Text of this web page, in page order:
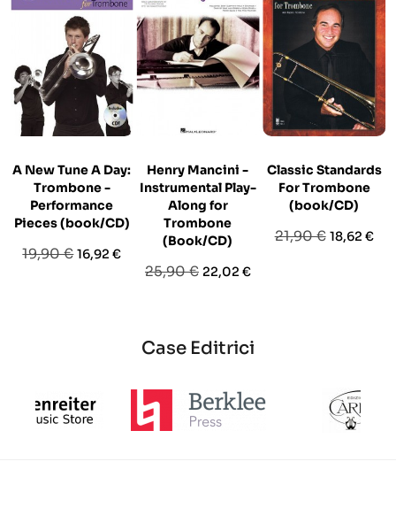
A New Tune A Day:
Trombone -
Performance
Pieces (book/CD)
Prezzo
19,90 €Prezzo
16,92 €
Henry Mancini -
Instrumental Play-
Along for
Trombone
(Book/CD)
Prezzo
25,90 € Prezzo
22,02 €
Classic Standards
For Trombone
(book/CD)
Prezzo
21,90 € Prezzo
18,62 €
Case Editrici